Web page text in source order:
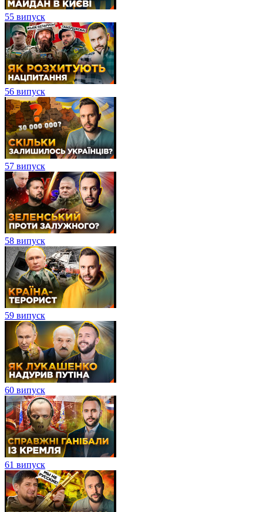
55 випуск
56 випуск
57 випуск
58 випуск
59 випуск
60 випуск
61 випуск